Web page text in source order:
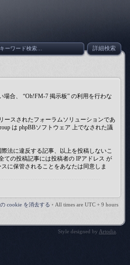
詳細検索
場合、 “Oh!FM-7 掲示板” の利用を行わな
ースされたフォーラムソリューションであ
は phpBBソフトウェア 上でなされた議
法に違反する記事、以上を投稿しないこ
ての投稿記事には投稿者の IPアドレス が
に保管されることをあなたは同意しま
cookie を消去する • All times are UTC + 9 hours
Style designed by Artodia